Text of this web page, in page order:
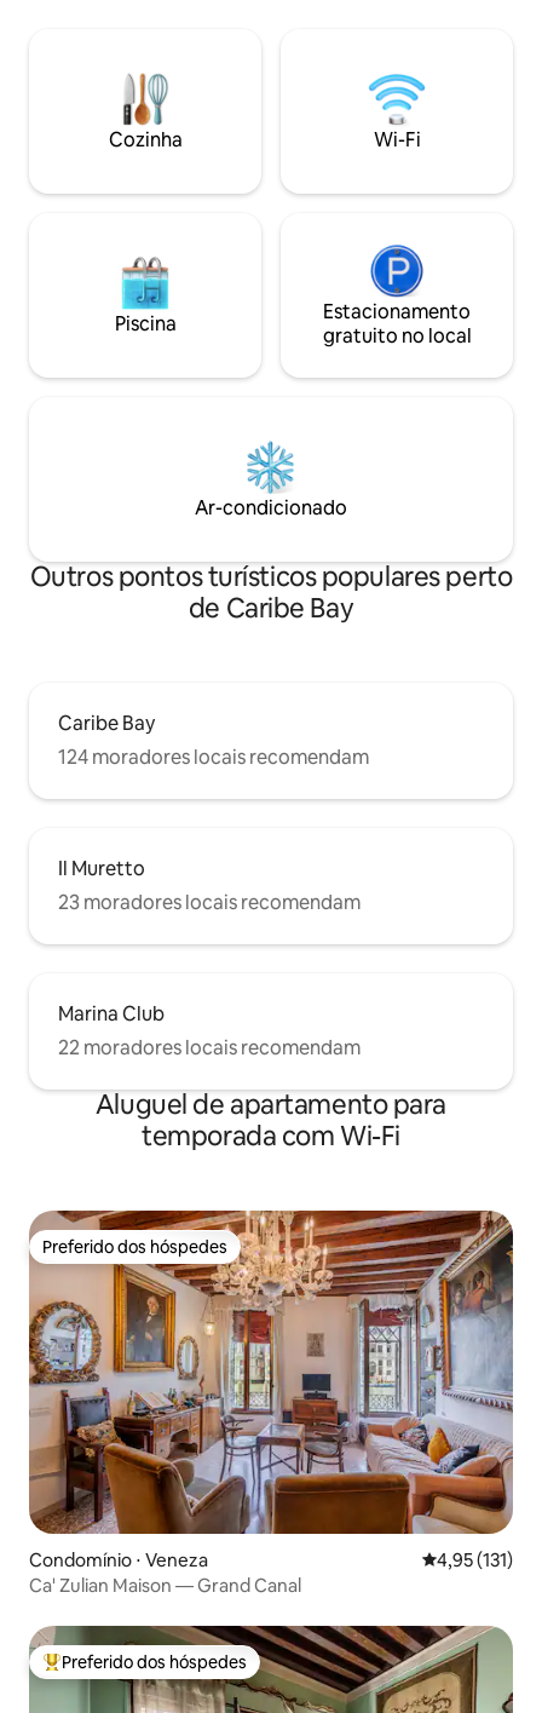
super-king e 2 banheiros, um com uma
luxuosa banheira independente.
Também temos um sofá-cama de casal
confortável na sala de estar que pode
Cozinha Wi-Fi
Piscina
Estacionamento
gratuito no local
Ar-condicionado
Outros pontos turísticos populares perto
de Caribe Bay
Caribe Bay
124 moradores locais recomendam
Il Muretto
23 moradores locais recomendam
Marina Club
22 moradores locais recomendam
Aluguel de apartamento para
temporada com Wi-Fi
Preferido dos hóspedes
Preferido dos hóspedes
Condomínio ⋅ Veneza 4,95 de uma
4,95 (131)
Ca' Zulian Maison — Grand Canal
Entre os melhores preferidos dos hóspedes
Preferido dos hóspedes